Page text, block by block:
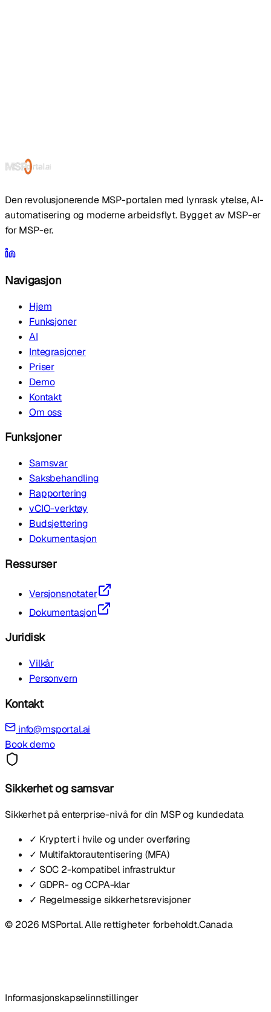
Den revolusjonerende MSP-portalen med lynrask ytelse, AI-
automatisering og moderne arbeidsflyt. Bygget av MSP-er
for MSP-er.
Navigasjon
Hjem
Funksjoner
AI
Integrasjoner
Priser
Demo
Kontakt
Om oss
Funksjoner
Samsvar
Saksbehandling
Rapportering
vCIO-verktøy
Budsjettering
Dokumentasjon
Ressurser
Versjonsnotater
Dokumentasjon
Juridisk
Vilkår
Personvern
Kontakt
info@msportal.ai
Book demo
Sikkerhet og samsvar
Sikkerhet på enterprise-nivå for din MSP og kundedata
✓ Kryptert i hvile og under overføring
✓ Multifaktorautentisering (MFA)
✓ SOC 2-kompatibel infrastruktur
✓ GDPR- og CCPA-klar
✓ Regelmessige sikkerhetsrevisjoner
© 2026 MSPortal. Alle rettigheter forbeholdt.Canada
Informasjonskapselinnstillinger